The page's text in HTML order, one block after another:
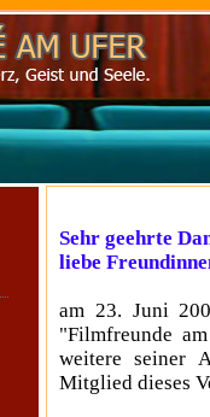
Sehr geehrte
liebe
am 23. Juni
"Filmfreunde
weitere seiner
Mitglied dieses